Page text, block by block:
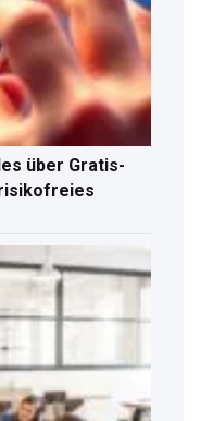
über Gratis-